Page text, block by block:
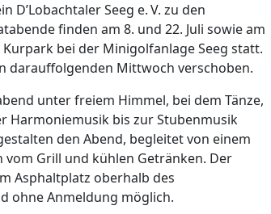
Seeg e. V. zu den
finden am 8. und 22. Juli sowie am
bei der Minigolfanlage Seeg statt.
darauffolgenden Mittwoch verschoben.
unter freiem Himmel, bei dem Tänze,
Harmoniemusik bis zur Stubenmusik
den Abend, begleitet von einem
Grill und kühlen Getränken. Der
Asphaltplatz oberhalb des
ohne Anmeldung möglich.